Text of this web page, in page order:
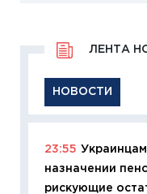
НОВОСТИ
ЛЕНТА
23:55
назначении
рискующие